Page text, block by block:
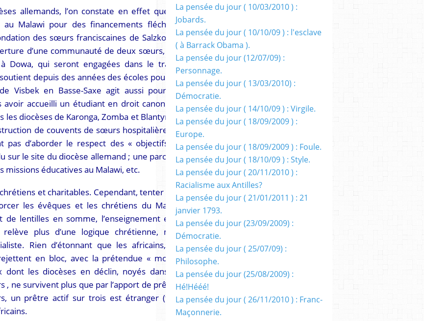
allemands, l’on constate en effet que de
Malawi pour des financements fléchés :
des sœurs franciscaines de Salzkotten
d’une communauté de deux sœurs, une
Dowa, qui seront engagées dans le travail
depuis des années des écoles pour les
Visbek en Basse-Saxe agit aussi pour les
accueilli un étudiant en droit canonique
diocèses de Karonga, Zomba et Blantyre le
de couvents de sœurs hospitalières et
pas d’aborder le respect des « objectifs de
sur le site du diocèse allemand ; une paroisse
missions éducatives au Malawi, etc.
et charitables. Cependant, tenter – en
les évêques et les chrétiens du Malawi
lentilles en somme, l’enseignement et la
plus d’une logique chrétienne, mais
Rien d’étonnant que les africains, qui
en bloc, avec la prétendue « morale
dont les diocèses en déclin, noyés dans un
ne survivent plus que par l’apport de prêtres
un prêtre actif sur trois est étranger (fidei
La pensée du jour ( 10/03/2010 ) :
Jobards.
La pensée du jour ( 10/10/09 ) : l'esclave
( à Barrack Obama ).
La pensée du jour (12/07/09) :
Personnage.
La pensée du jour ( 13/03/2010) :
Démocratie.
La pensée du jour ( 14/10/09 ) : Virgile.
La pensée du jour ( 18/09/2009 ) :
Europe.
La pensée du jour ( 18/09/2009 ) : Foule.
La pensée du Jour ( 18/10/09 ) : Style.
La pensée du jour ( 20/11/2010 ) :
Racialisme aux Antilles?
La pensée du jour ( 21/01/2011 ) : 21
janvier 1793.
La pensée du jour (23/09/2009) :
Démocratie.
La pensée du jour ( 25/07/09) :
Philosophe.
La pensée du jour (25/08/2009) :
Hé!Hééé!
La pensée du jour ( 26/11/2010 ) : Franc-
Maçonnerie.